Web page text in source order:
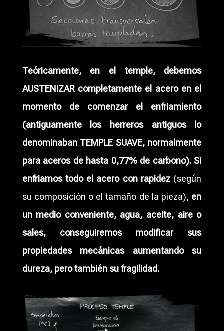
Teóricamente, en el temple, debemos
AUSTENIZAR completamente el acero en el
momento de comenzar el enfriamiento
(antiguamente los herreros antiguos lo
denominaban TEMPLE SUAVE, normalmente
para aceros de hasta 0,77% de carbono). Si
enfriamos todo el acero con rapidez(según
su composición o el tamaño de la pieza), en
un medio conveniente, agua, aceite, aire o
sales, conseguiremos modificar sus
propiedades mecánicas aumentando su
dureza, pero también su fragilidad.